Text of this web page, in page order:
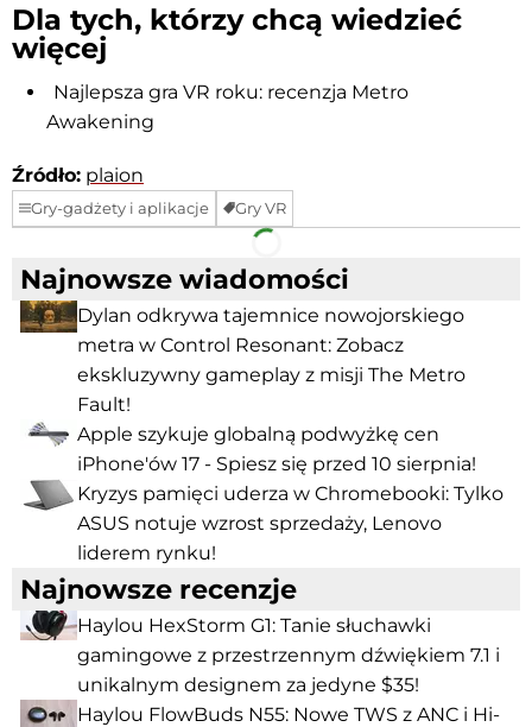
Dla tych, którzy chcą wiedzieć
więcej
Najlepsza gra VR roku: recenzja Metro
Awakening
Źródło: plaion
Gry-gadżety i aplikacje Gry VR
Facebook Telegram
Najnowsze wiadomości
Dylan odkrywa tajemnice nowojorskiego
metra w Control Resonant: Zobacz
ekskluzywny gameplay z misji The Metro
Fault!
Apple szykuje globalną podwyżkę cen
iPhone'ów 17 - Spiesz się przed 10 sierpnia!
Kryzys pamięci uderza w Chromebooki: Tylko
ASUS notuje wzrost sprzedaży, Lenovo
liderem rynku!
Najnowsze recenzje
Haylou HexStorm G1: Tanie słuchawki
gamingowe z przestrzennym dźwiękiem 7.1 i
unikalnym designem za jedyne $35!
Haylou FlowBuds N55: Nowe TWS z ANC i Hi-